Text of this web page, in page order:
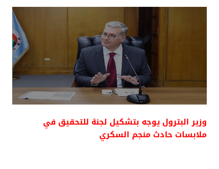
وزير البترول يوجه بتشكيل لجنة للتحقيق في
ملابسات حادث منجم السكري